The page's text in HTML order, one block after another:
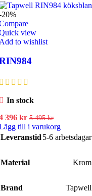
alternativen
produktsidan
20%
view
to wishlist
In stock
kr.
396 krDet
nuvarande
priset
396 kr.
5 495kr
till i varukorg
Leveranstid 5-6 arbetsdagar
Material Krom
Brand Tapwell